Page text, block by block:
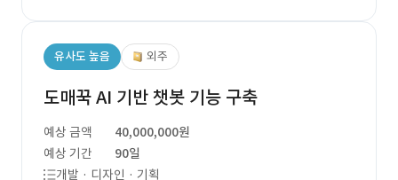
유사도 높음 외주
도매꾹 AI 기반 챗봇 기능 구축
예상 금액
40,000,000원
예상 기간
90일
개발 · 디자인 · 기획